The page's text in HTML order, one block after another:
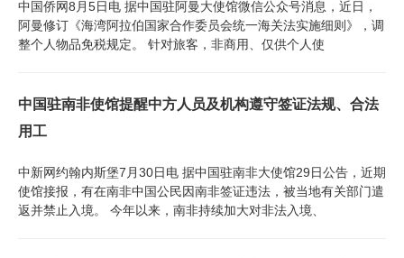
中国侨网8月5日电 据中国驻阿曼大使馆微信公众号消息，近日，
阿曼修订《海湾阿拉伯国家合作委员会统一海关法实施细则》，调
整个人物品免税规定。 针对旅客，非商用、仅供个人使
中国驻南非使馆提醒中方人员及机构遵守签证法规、合法
用工
中新网约翰内斯堡7月30日电 据中国驻南非大使馆29日公告，近期
使馆接报，有在南非中国公民因南非签证违法，被当地有关部门遣
返并禁止入境。 今年以来，南非持续加大对非法入境、